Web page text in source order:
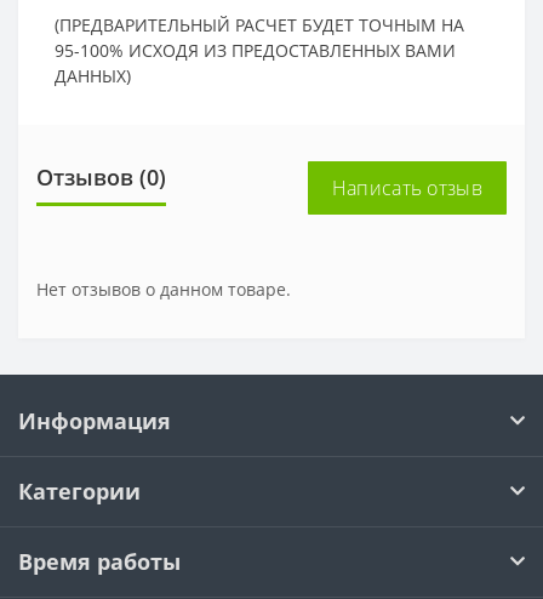
(ПРЕДВАРИТЕЛЬНЫЙ РАСЧЕТ БУДЕТ ТОЧНЫМ НА
95-100% ИСХОДЯ ИЗ ПРЕДОСТАВЛЕННЫХ ВАМИ
ДАННЫХ)
Отзывов (0) Написать отзыв
Нет отзывов о данном товаре.
Информация
Категории
Время работы